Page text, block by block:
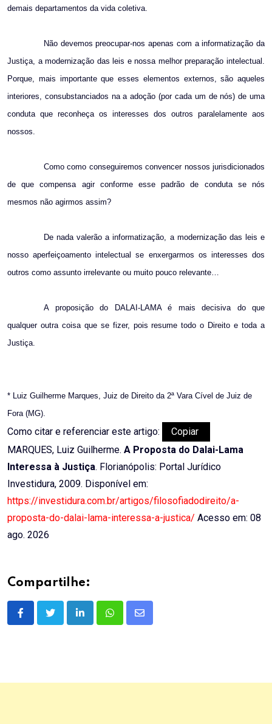
demais departamentos da vida coletiva.
Não devemos preocupar-nos apenas com a informatização da
Justiça, a modernização das leis e nossa melhor preparação intelectual.
Porque, mais importante que esses elementos externos, são aqueles
interiores, consubstanciados na a adoção (por cada um de nós) de uma
conduta que reconheça os interesses dos outros paralelamente aos
nossos.
Como como conseguiremos convencer nossos jurisdicionados
de que compensa agir conforme esse padrão de conduta se nós
mesmos não agirmos assim?
De nada valerão a informatização, a modernização das leis e
nosso aperfeiçoamento intelectual se enxergarmos os interesses dos
outros como assunto irrelevante ou muito pouco relevante…
A proposição do DALAI-LAMA é mais decisiva do que
qualquer outra coisa que se fizer, pois resume todo o Direito e toda a
Justiça.
* Luiz Guilherme Marques, Juiz de Direito da 2ª Vara Cível de Juiz de
Fora (MG).
Como citar e referenciar este artigo:
Copiar
MARQUES, Luiz Guilherme. A Proposta do Dalai-Lama
Interessa à Justiça. Florianópolis: Portal Jurídico
Investidura, 2009. Disponível em:
https://investidura.com.br/artigos/filosofiadodireito/a-
proposta-do-dalai-lama-interessa-a-justica/ Acesso em: 08
ago. 2026
Compartilhe:
LinkedInWhatsappShare